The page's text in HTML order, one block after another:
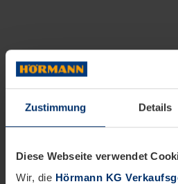
Zustimmung Details
Diese Webseite verwendet
Wir, die Hörmann KG